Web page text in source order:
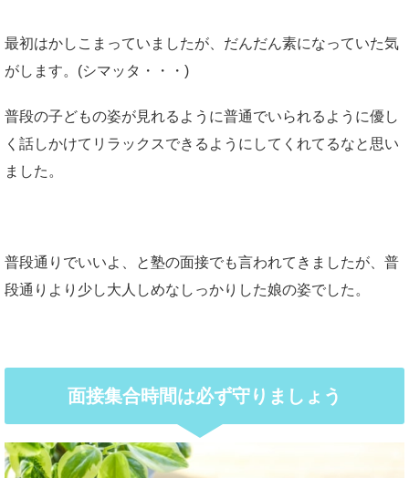
最初はかしこまっていましたが、だんだん素になっていた気
がします。(シマッタ・・・)
普段の子どもの姿が見れるように普通でいられるように優し
く話しかけてリラックスできるようにしてくれてるなと思い
ました。
普段通りでいいよ、と塾の面接でも言われてきましたが、普
段通りより少し大人しめなしっかりした娘の姿でした。
面接集合時間は必ず守りましょう